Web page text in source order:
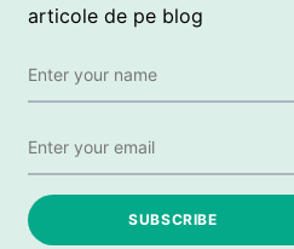
articole de pe blog
SUBSCRIBE